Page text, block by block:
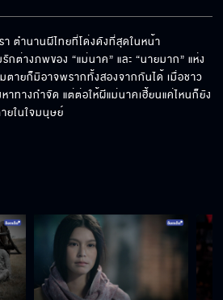
นายมากต้องพาฉันหนี !
ไม่น่าไปรักคนที่ไม่ควรรักเลย
ตํานานผีไทยที่โด่งดังที่สุดในหน้า
กต่างภพของ “แม่นาค” และ “นายมาก” แห่ง
ตายก็มิอาจพรากทั้งสองจากกันได้ เมื่อชาว
าทางกําจัด แต่ต่อให้ผีแม่นาคเฮี้ยนแค่ไหนก็ยัง
ยในใจมนุษย์